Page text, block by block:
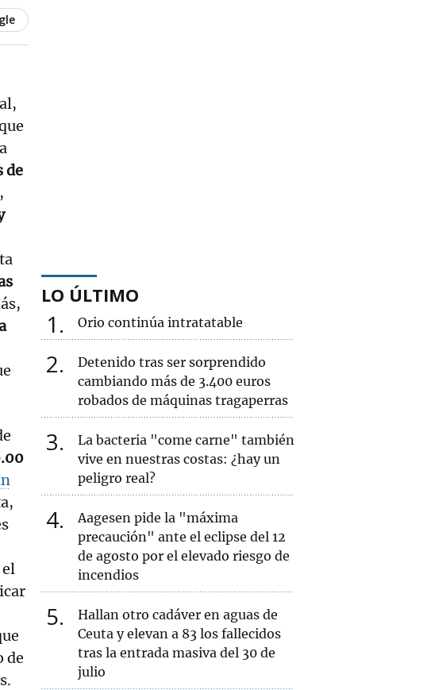
de
de
LO ÚLTIMO
1 Orio continúa intratatable
2
Detenido tras ser sorprendido
cambiando más de 3.400 euros
robados de máquinas tragaperras
3
La bacteria "come carne" también
vive en nuestras costas: ¿hay un
peligro real?
4
Aagesen pide la "máxima
precaución" ante el eclipse del 12
de agosto por el elevado riesgo de
incendios
5
Hallan otro cadáver en aguas de
Ceuta y elevan a 83 los fallecidos
tras la entrada masiva del 30 de
julio